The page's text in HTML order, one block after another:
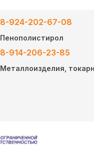
8-924-202-67-08
Пенополистирол
8-914-206-23-85
Металлоизделия,